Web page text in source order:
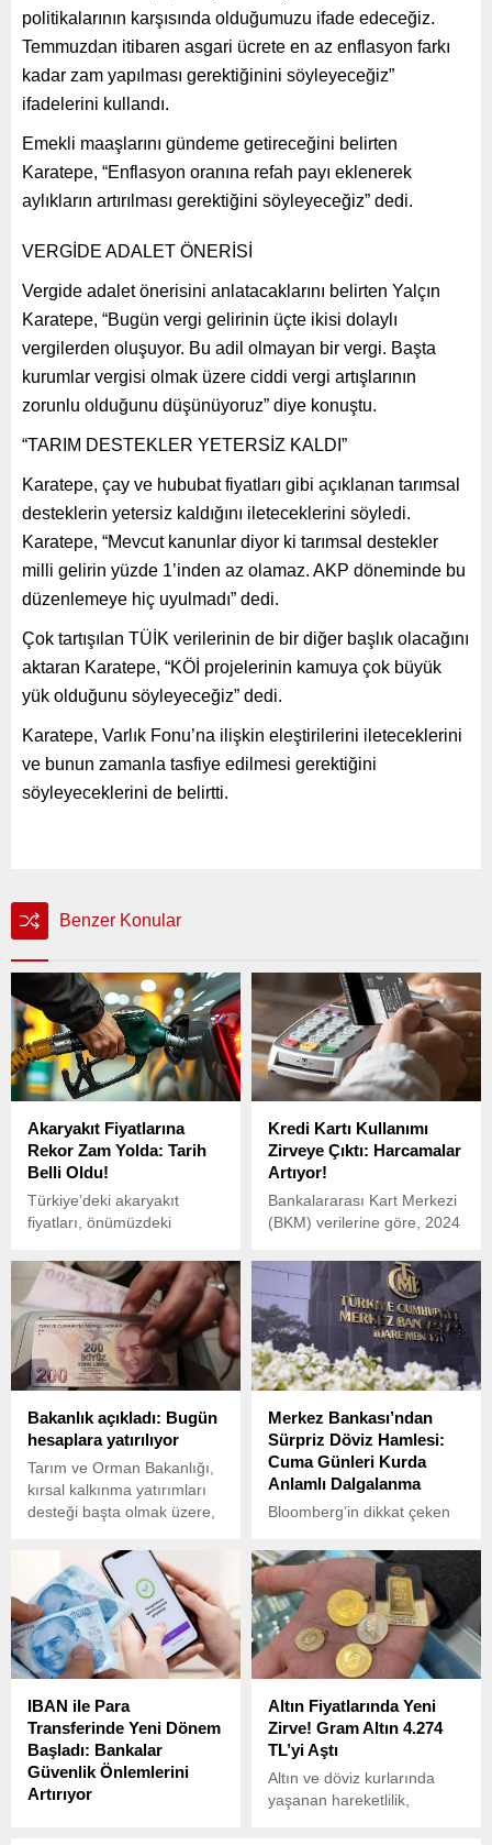
politikalarının karşısında olduğumuzu ifade edeceğiz.
Temmuzdan itibaren asgari ücrete en az enflasyon farkı
kadar zam yapılması gerektiğinini söyleyeceğiz”
ifadelerini kullandı.
Emekli maaşlarını gündeme getireceğini belirten
Karatepe, “Enflasyon oranına refah payı eklenerek
aylıkların artırılması gerektiğini söyleyeceğiz” dedi.
VERGİDE ADALET ÖNERİSİ
Vergide adalet önerisini anlatacaklarını belirten Yalçın
Karatepe, “Bugün vergi gelirinin üçte ikisi dolaylı
vergilerden oluşuyor. Bu adil olmayan bir vergi. Başta
kurumlar vergisi olmak üzere ciddi vergi artışlarının
zorunlu olduğunu düşünüyoruz” diye konuştu.
“TARIM DESTEKLER YETERSİZ KALDI”
Karatepe, çay ve hububat fiyatları gibi açıklanan tarımsal
desteklerin yetersiz kaldığını ileteceklerini söyledi.
Karatepe, “Mevcut kanunlar diyor ki tarımsal destekler
milli gelirin yüzde 1’inden az olamaz. AKP döneminde bu
düzenlemeye hiç uyulmadı” dedi.
Çok tartışılan TÜİK verilerinin de bir diğer başlık olacağını
aktaran Karatepe, “KÖİ projelerinin kamuya çok büyük
yük olduğunu söyleyeceğiz” dedi.
Karatepe, Varlık Fonu’na ilişkin eleştirilerini ileteceklerini
ve bunun zamanla tasfiye edilmesi gerektiğini
söyleyeceklerini de belirtti.
Benzer Konular
Akaryakıt Fiyatlarına
Rekor Zam Yolda: Tarih
Belli Oldu!
Türkiye’deki akaryakıt
fiyatları, önümüzdeki
sahne olabilir.
Kredi Kartı Kullanımı
Zirveye Çıktı: Harcamalar
Artıyor!
Bankalararası Kart Merkezi
(BKM) verilerine göre, 2024
banka kartları ve ön
ödemeli kartlarla yapılan
toplam harcamalar, geçen
yılın aynı dönemine kıyasla
%66 artarak 1,61 trilyon
liraya ulaşmış durumda.
Bakanlık açıkladı: Bugün
hesaplara yatırılıyor
Tarım ve Orman Bakanlığı,
kırsal kalkınma yatırımları
desteği başta olmak üzere,
lira tarımsal destekleme
ödemesinin bugün çiftçilerin
hesaplarına aktarılacağını
bildirdi.
Merkez Bankası’ndan
Sürpriz Döviz Hamlesi:
Cuma Günleri Kurda
Anlamlı Dalgalanma
Bloomberg’in dikkat çeken
cuma günleri yaşanan kur
artışı, Merkez Bankası’nın
kısa vadeli spekülatif
girişlere karşı yeni bir
strateji geliştirdiğini
gösteriyor.
IBAN ile Para
Transferinde Yeni Dönem
Başladı: Bankalar
Güvenlik Önlemlerini
Artırıyor
Altın Fiyatlarında Yeni
Zirve! Gram Altın 4.274
TL’yi Aştı
Altın ve döviz kurlarında
yaşanan hareketlilik,